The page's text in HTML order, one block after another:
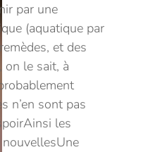
par une
(aquatique par
et des
on le sait, à
n’en sont pas
Ainsi les
Une